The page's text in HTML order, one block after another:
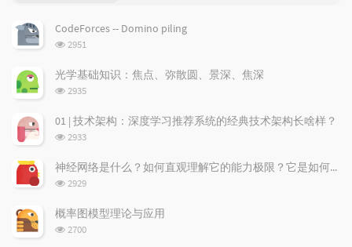
p
a
r
r
t
c
l
s
e
t
m
n
t
l
CodeForces -- Domino piling
浏
次
数:
2951
光学基础知识：焦点、弥散圆、景深、焦深
浏
次
数:
2935
01 | 技术架构：深度学习推荐系统的经典技术架构长啥样？
浏
次
数:
2933
神经网络是什么？如何直观理解它的能力极限？它是如何无限逼近真理？
浏
次
数:
2929
概率图模型理论与应用
浏
2700